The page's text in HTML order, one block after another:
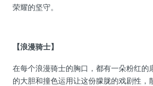
荣耀的坚守。
【浪漫骑士】
在每个浪漫骑士的胸口，都有一朵粉红的
的大胆和撞色运用让这份朦胧的戏剧性，